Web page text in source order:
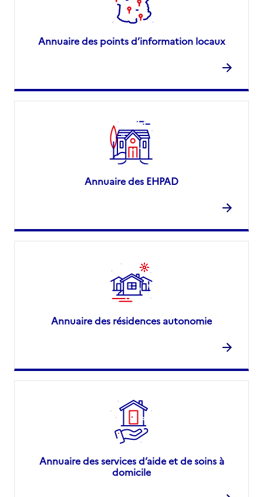
Annuaire des points d’information locaux
Annuaire des EHPAD
Annuaire des résidences autonomie
Annuaire des services d’aide et de soins à
domicile